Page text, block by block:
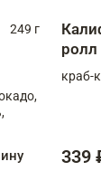
249 г
ролл
краб-
339